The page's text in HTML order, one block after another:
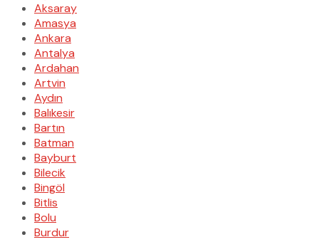
Aksaray
Amasya
Ankara
Antalya
Ardahan
Artvin
Aydın
Balıkesir
Bartın
Batman
Bayburt
Bilecik
Bingöl
Bitlis
Bolu
Burdur